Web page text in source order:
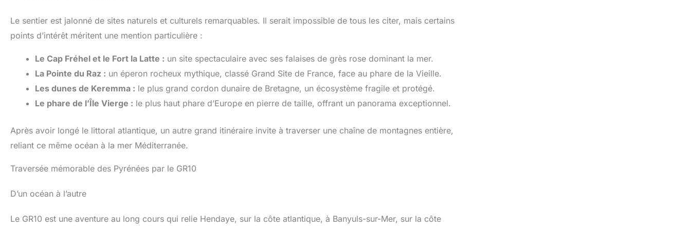
confort durable, un
retour d'énergie élevé.
les semelles en
qualité sont entièrement
antidérapantes et offrent
une traction avancée pour
une stabilité ferme sur les
tomber sur des surfaces
humides ou boueuses !
Extérieur : conçu pour le
activités de plein air, telles
randonnée, le trekking,
l'alpinisme, les voyages,
pour la randonnée.
amorti et stabilité. Dômes
l'impact et protéger le
pied. AMORTISSEMENT
Techlite Eco avec 20 % de
Adhérence sous le pied
Grey, Size : 9
sangle.
Le sentier est jalonné de sites naturels et culturels remarquables. Il serait impossible de tous les citer, mais certains
points d’intérêt méritent une mention particulière :
Le Cap Fréhel et le Fort la Latte : un site spectaculaire avec ses falaises de grès rose dominant la mer.
La Pointe du Raz : un éperon rocheux mythique, classé Grand Site de France, face au phare de la Vieille.
Les dunes de Keremma : le plus grand cordon dunaire de Bretagne, un écosystème fragile et protégé.
Le phare de l’Île Vierge : le plus haut phare d’Europe en pierre de taille, offrant un panorama exceptionnel.
Après avoir longé le littoral atlantique, un autre grand itinéraire invite à traverser une chaîne de montagnes entière,
reliant ce même océan à la mer Méditerranée.
Traversée mémorable des Pyrénées par le GR10
D’un océan à l’autre
Le GR10 est une aventure au long cours qui relie Hendaye, sur la côte atlantique, à Banyuls-sur-Mer, sur la côte